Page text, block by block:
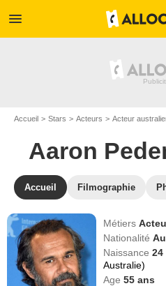
menu
Accueil Stars Acteurs Acteur
Aaron
Accueil Filmographie
Métiers
Nationalité
Naissance
Australie)
Age55 ans